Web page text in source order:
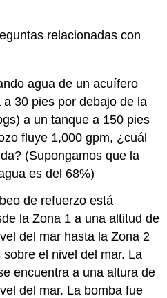
relacionadas con
agua de un acuífero
30 pies por debajo de la
a un tanque a 150 pies
fluye 1,000 gpm, ¿cuál
(Supongamos que la
es del 68%)
de refuerzo está
la Zona 1 a una altitud de
del mar hasta la Zona 2
el nivel del mar. La
encuentra a una altura de
del mar. La bomba fue